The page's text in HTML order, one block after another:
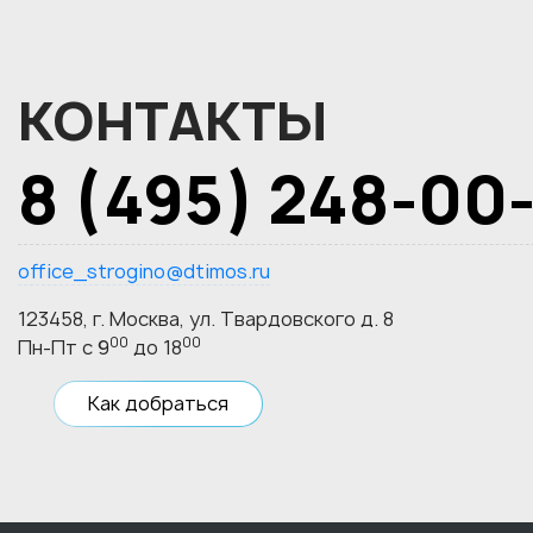
КОНТАКТЫ
8 (495) 248-
office_strogino@dtimos.ru
123458, г. Москва, ул. Твардовского д. 8
Пн-Пт с 900 до 1800
Как добраться